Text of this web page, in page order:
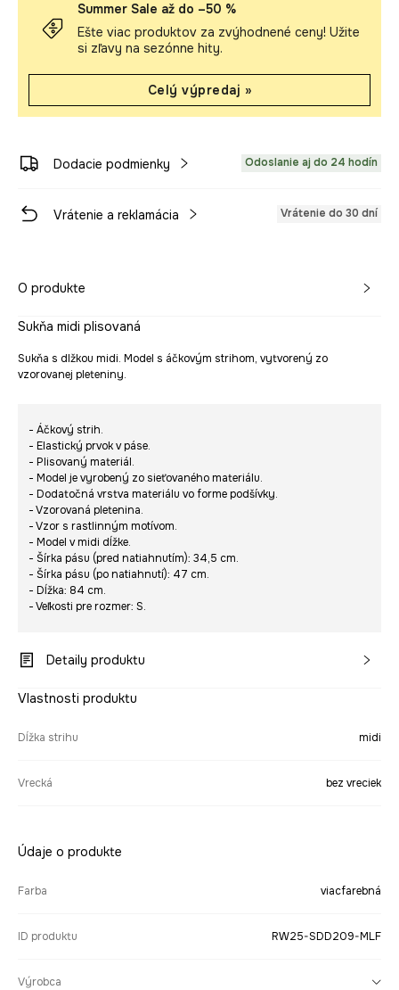
Summer Sale až do –50 %
Ešte viac produktov za zvýhodnené ceny! Užite
si zľavy na sezónne hity.
Celý výpredaj »
Dodacie podmienky Odoslanie aj do 24 hodín
Vrátenie a reklamácia Vrátenie do 30 dní
O produkte
Sukňa midi plisovaná
Sukňa s dlžkou midi. Model s áčkovým strihom, vytvorený zo
vzorovanej pleteniny.
- Áčkový strih.
- Elastický prvok v páse.
- Plisovaný materiál.
- Model je vyrobený zo sieťovaného materiálu.
- Dodatočná vrstva materiálu vo forme podšívky.
- Vzorovaná pletenina.
- Vzor s rastlinným motívom.
- Model v midi dĺžke.
- Šírka pásu (pred natiahnutím): 34,5 cm.
- Šírka pásu (po natiahnutí): 47 cm.
- Dĺžka: 84 cm.
- Veľkosti pre rozmer: S.
Detaily produktu
Vlastnosti produktu
Dĺžka strihu midi
Vrecká bez vreciek
Údaje o produkte
Farba viacfarebná
ID produktu RW25-SDD209-MLF
Výrobca